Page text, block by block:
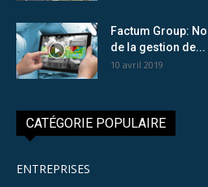
Factum Group:
de la gestion de...
10 avril 2019
CATÉGORIE POPULAIRE
ENTREPRISES